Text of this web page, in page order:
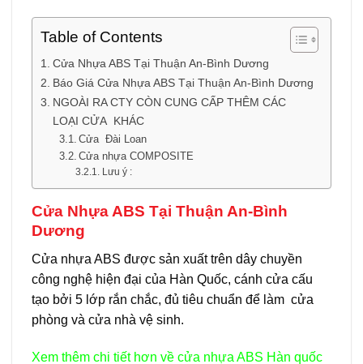
Table of Contents
Cửa Nhựa ABS Tại Thuận An-Bình Dương
Báo Giá Cửa Nhựa ABS Tại Thuận An-Bình Dương
NGOÀI RA CTY CÒN CUNG CẤP THÊM CÁC
LOẠI CỬA KHÁC
Cửa Đài Loan
Cửa nhựa COMPOSITE
Lưu ý :
Cửa Nhựa ABS Tại Thuận An-Bình
Dương
Cửa nhựa ABS được sản xuất trên dây chuyền
công nghệ hiện đại của Hàn Quốc, cánh cửa cấu
tạo bởi 5 lớp rắn chắc, đủ tiêu chuẩn để làm cửa
phòng và cửa nhà vệ sinh.
Xem thêm chi tiết hơn về cửa nhựa ABS Hàn quốc